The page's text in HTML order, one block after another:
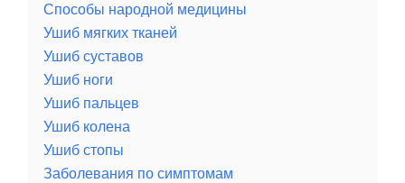
Способы народной медицины
Ушиб мягких тканей
Ушиб суставов
Ушиб ноги
Ушиб пальцев
Ушиб колена
Ушиб стопы
Заболевания по симптомам